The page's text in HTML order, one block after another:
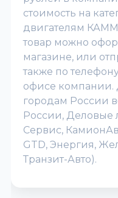
стоимость на
двигателям
товар можно
магазине, или
также по
офисе компании.
городам России
России, Деловые
Сервис,
GTD, Энергия,
Транзит-Авто).